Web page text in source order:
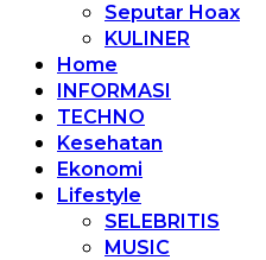
Seputar Hoax
KULINER
Home
INFORMASI
TECHNO
Kesehatan
Ekonomi
Lifestyle
SELEBRITIS
MUSIC